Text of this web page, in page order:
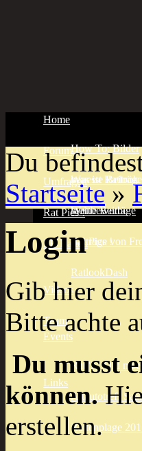
Home
How To: Bilder
Was ist Ratlook
Forum
neueste Beiträge
meine Beiträge
Beiträge von
Umfragen
Wettbewerbe
Rat Pics !
Rat Pics !
FB Ratten
RatlookDash
Videos
Team
Events
Rat 'N' Old
Altautotreff
Rattenplage
Links
Du
Startseite»
Login
Gib hier
Bitte achte
Du musst
können.
erstellen.